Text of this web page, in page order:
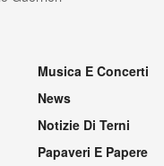
Musica E Concerti
News
Notizie Di Terni
Papaveri E Papere